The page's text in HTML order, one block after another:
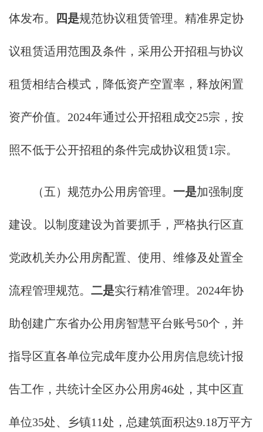
体发布。 四是规范协议租赁管理。精准界定协
议租赁适用范围及条件，采用公开招租与协议
租赁相结合模式，降低资产空置率，释放闲置
资产价值。2024年通过公开招租成交25宗，按
照不低于公开招租的条件完成协议租赁1宗。
（五）规范办公用房管理。 一是加强制度
建设。以制度建设为首要抓手，严格执行区直
党政机关办公用房配置、使用、维修及处置全
流程管理规范。 二是实行精准管理。2024年协
助创建广东省办公用房智慧平台账号50个，并
指导区直各单位完成年度办公用房信息统计报
告工作，共统计全区办公用房46处，其中区直
单位35处、乡镇11处，总建筑面积达9.18万平方